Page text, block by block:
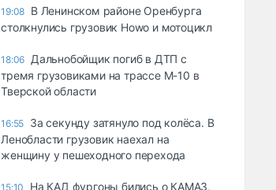
19:08 В Ленинском районе Оренбурга
столкнулись грузовик Howo и мотоцикл
18:06 Дальнобойщик погиб в ДТП с
тремя грузовиками на трассе М-10 в
Тверской области
16:55 За секунду затянуло под колёса. В
Ленобласти грузовик наехал на
женщину у пешеходного перехода
15:10
На КАД фургоны бились о КАМАЗ,